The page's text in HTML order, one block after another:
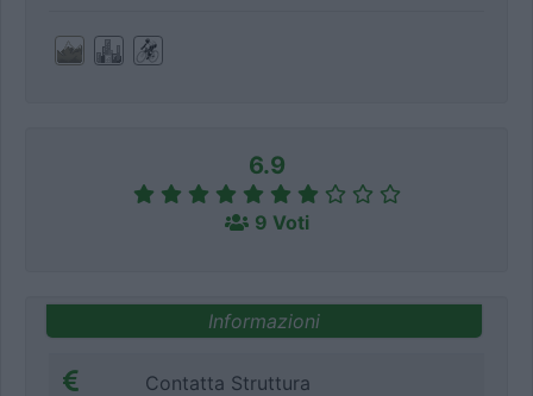
6.9
9 Voti
Informazioni
Contatta Struttura